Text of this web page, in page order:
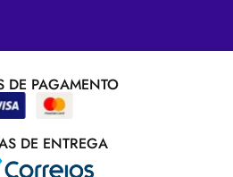
DE PAGAMENTO
DE ENTREGA